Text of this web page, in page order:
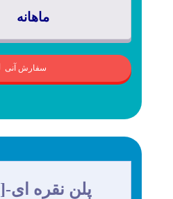
ماهانه
سفارش آنی
پلن نقره ای-[ES]